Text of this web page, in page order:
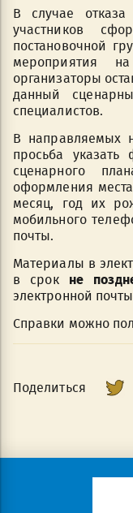
В случае
участников
постановочной
мероприятия
организаторы
данный
специалистов.
В направляемых
просьба
сценарного
оформления
месяц, год их
мобильного
почты.
Материалы в
в срок не
электронной почты
Cправки можно
Поделиться